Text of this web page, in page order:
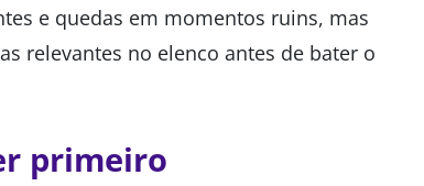
e quedas em momentos ruins, mas
relevantes no elenco antes de bater o
primeiro